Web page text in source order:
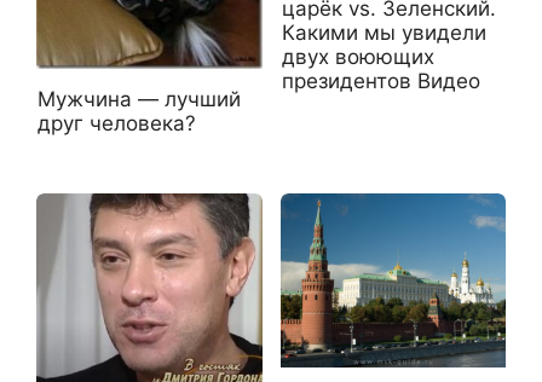
Мужчина — лучший
друг человека?
царёк vs. Зеленский.
Какими мы увидели
двух воюющих
президентов Видео